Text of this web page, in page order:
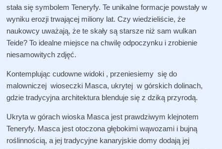
stała się symbolem Teneryfy. Te unikalne formacje powstały w
wyniku erozji trwającej miliony lat. Czy wiedzieliście, że
naukowcy uważają, że te skały są starsze niż sam wulkan
Teide? To idealne miejsce na chwilę odpoczynku i zrobienie
niesamowitych zdjęć.
Kontemplując cudowne widoki , przeniesiemy się do
malowniczej wioseczki Masca, ukrytej w górskich dolinach,
gdzie tradycyjna architektura blenduje się z dziką przyrodą.
Ukryta w górach wioska Masca jest prawdziwym klejnotem
Teneryfy. Masca jest otoczona głębokimi wąwozami i bujną
roślinnością, a jej tradycyjne kanaryjskie domy dodają jej